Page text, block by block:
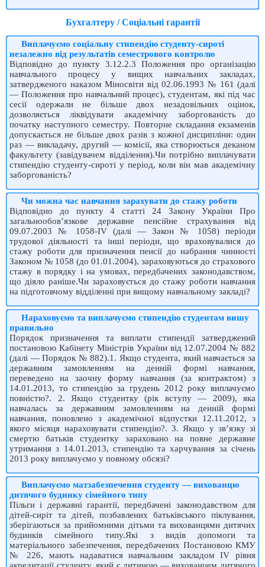
Бухгалтеру / Соціальні гарантії
Виплачуємо соціальну стипендію студенту-сироті
незалежно від результатів семестрового контролю
Відповідно до пункту 3.12.2.3 Положення про організацію
навчального процесу у вищих навчальних закладах,
затвердженого наказом Міносвіти від 02.06.1993 № 161 (далі
— Положення про навчальний процес), студентам, які під час
сесії одержали не більше двох незадовільних оцінок,
дозволяється ліквідувати академічну заборгованість до
початку наступного семестру. Повторне складання екзаменів
допускається не більше двох разів з кожної дисципліни: один
раз — викладачу, другий — комісії, яка створюється деканом
факультету (завідувачем відділення).Чи потрібно виплачувати
стипендію студенту-сироті у період, коли він мав академічну
заборгованість?
Чи можна час навчання зарахувати до стажу роботи
Відповідно до пункту 4 статті 24 Закону України Про
загальнообов’язкове державне пенсійне страхування від
09.07.2003 № 1058-IV (далі — Закон № 1058) періо­ди
трудової діяльності та інші періоди, що враховувалися до
стажу роботи для призначення пенсії до набрання чинності
Законом № 1058 (до 01.01.2004), зараховуються до страхового
стажу в порядку і на умовах, передбачених законодавством,
що діяло раніше.Чи зараховується до стажу роботи навчання
на підготовчому відділенні при вищому навчальному закладі?
Нараховуємо та виплачуємо стипендію студентам вишу
правильно
Порядок призначення та виплати стипендії затверджений
постановою Кабінету Міністрів України від 12.07.2004 № 882
(далі — Порядок № 882).1. Якщо студента, який навчається за
державним замовленням на денній формі навчання,
переведено на заочну форму навчання (за контрактом) з
14.01.2013, то стипендію за грудень 2012 року виплачуємо
повністю?. 2. Якщо студентку (рік вступу — 2009), яка
навчалась за державним замовленням на денній формі
навчання, поновлено з академічної відпустки 12.11.2012, з
якого місяця нараховувати стипендію?. 3. Якщо у зв’язку зі
смертю батьків студентку зараховано на повне державне
утримання з 14.01.2013, стипендію та харчування за січень
2013 року виплачуємо у повному обсязі?
Виплачуємо матзабезпечення студенту — вихованцю
дитячого будинку сімейного типу
Пільги і державні гарантії, передбачені законодавством для
дітей-сиріт та дітей, позбавлених батьківського піклування,
зберігаються за прийомними дітьми та вихованцями дитячих
будинків сімейного типу.Які з видів допомоги та
матеріального забезпечення, передбачених Постановою КМУ
№ 226, мають надаватися навчальним закладом ІV рівня